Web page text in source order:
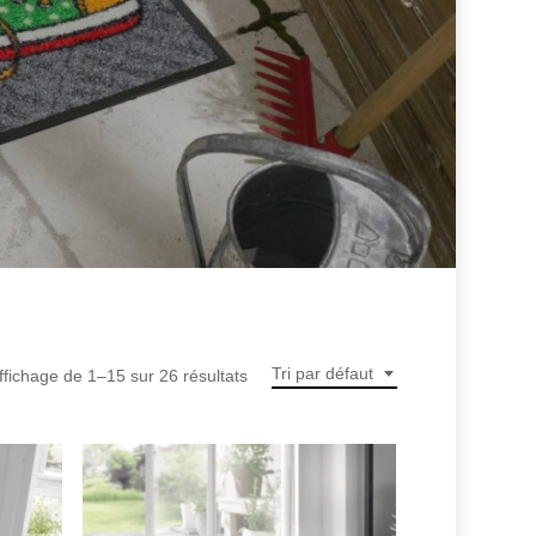
Tri par défaut
de 1–15 sur 26 résultats